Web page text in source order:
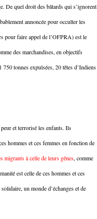
De quel droit des bâtards qui s’ignorent
annoncée pour occulter les
pour faire appel de l’OFPRA) est le
des marchandises, en objectifs
tonnes expulsées, 20 têtes d’Indiens
et terrorisé les enfants. Ils
hommes et ces femmes en fonction de
migrants à celle de leurs gênes, comme
est celle de ces hommes et ces
un monde d’échanges et de